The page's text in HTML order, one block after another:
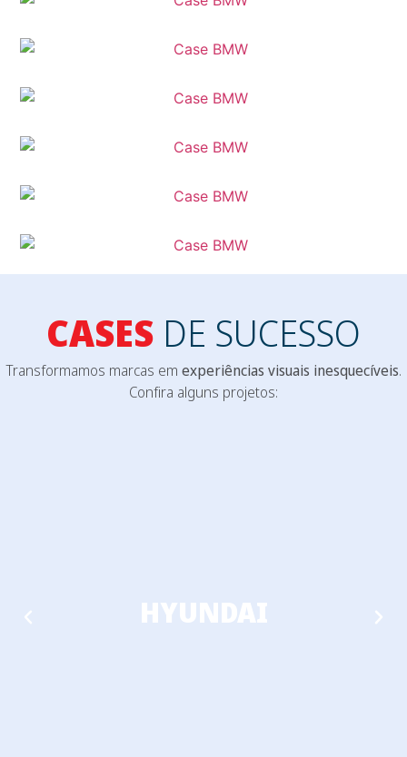
CASES DE SUCESSO
Transformamos marcas em experiências visuais inesquecíveis.
Confira alguns projetos:
HYUNDAI